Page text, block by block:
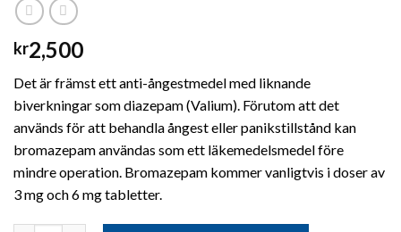
kr2,500
Det är främst ett anti-ångestmedel med liknande
biverkningar som diazepam (Valium). Förutom att det
används för att behandla ångest eller panikstillstånd kan
bromazepam användas som ett läkemedelsmedel före
mindre operation. Bromazepam kommer vanligtvis i doser av
3 mg och 6 mg tabletter.